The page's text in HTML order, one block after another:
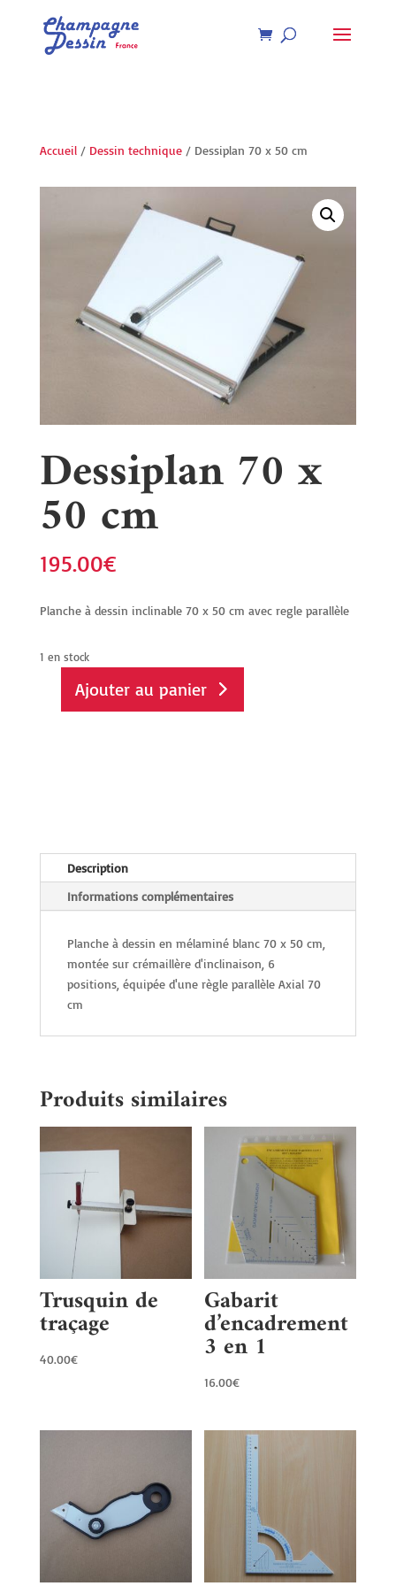
Accueil/ Dessin technique/ Dessiplan 70 x 50 cm
Dessiplan 70 x
50 cm
195.00€
Planche à dessin inclinable 70 x 50 cm avec regle parallèle
1 en stock
quantitéAjouter au panier
Description
Informations complémentaires
Planche à dessin en mélaminé blanc 70 x 50 cm,
montée sur crémaillère d'inclinaison, 6
positions, équipée d'une règle parallèle Axial 70
cm
Produits similaires
Trusquin de
traçage
40.00€
Gabarit
d’encadrement
3 en 1
16.00€